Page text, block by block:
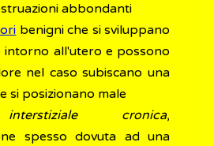
abbondanti
benigni che si sviluppano
intorno all'utero e possono
nel caso subiscano una
si posizionano male
cronica,
spesso dovuta ad una